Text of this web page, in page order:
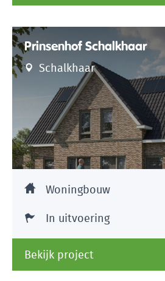
Prinsenhof Schalkhaar
Schalkhaar
Woningbouw
In uitvoering
Bekijk project